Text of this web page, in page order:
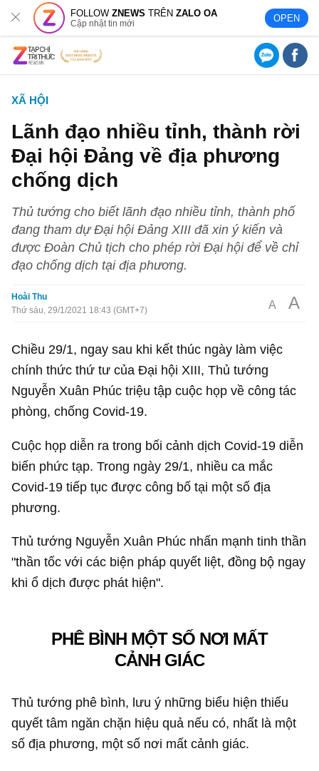
FOLLOWZNEWS TRÊNZALO OA
Cập nhật tin mới OPEN
XÃ HỘI
Lãnh đạo nhiều tỉnh, thành rời
Đại hội Đảng về địa phương
chống dịch
Thủ tướng cho biết lãnh đạo nhiều tỉnh, thành phố
đang tham dự Đại hội Đảng XIII đã xin ý kiến và
được Đoàn Chủ tịch cho phép rời Đại hội để về chỉ
đạo chống dịch tại địa phương.
Hoài Thu
Thứ sáu, 29/1/2021 18:43 (GMT+7)
A A
Chiều 29/1, ngay sau khi kết thúc ngày làm việc
chính thức thứ tư của Đại hội XIII, Thủ tướng
Nguyễn Xuân Phúc triệu tập cuộc họp về công tác
phòng, chống Covid-19.
Cuộc họp diễn ra trong bối cảnh dịch Covid-19 diễn
biến phức tạp. Trong ngày 29/1, nhiều ca mắc
Covid-19 tiếp tục được công bố tại một số địa
phương.
Thủ tướng Nguyễn Xuân Phúc nhấn mạnh tinh thần
"thần tốc với các biện pháp quyết liệt, đồng bộ ngay
khi ổ dịch được phát hiện".
PHÊ BÌNH MỘT SỐ NƠI MẤT
CẢNH GIÁC
Thủ tướng phê bình, lưu ý những biểu hiện thiếu
quyết tâm ngăn chặn hiệu quả nếu có, nhất là một
số địa phương, một số nơi mất cảnh giác.